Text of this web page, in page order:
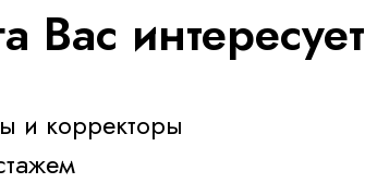
Вас интересует
и корректоры